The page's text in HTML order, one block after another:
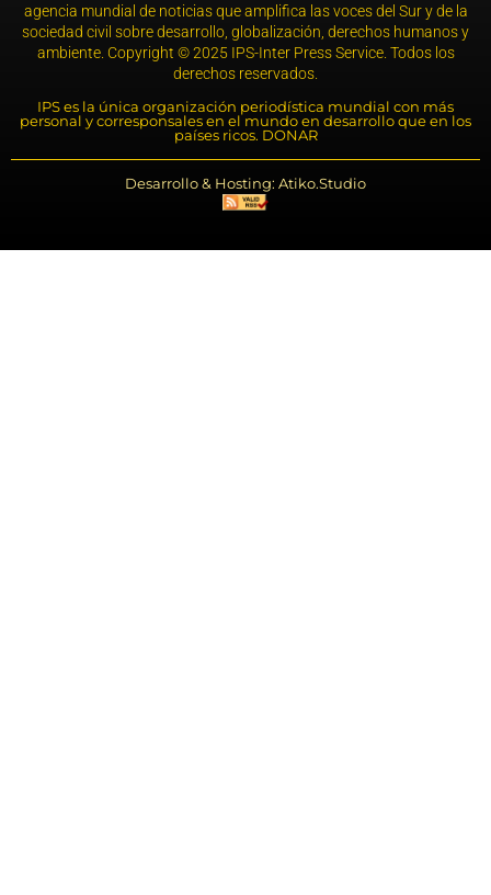
agencia mundial de noticias que amplifica las voces del Sur y de la
sociedad civil sobre desarrollo, globalización, derechos humanos y
ambiente. Copyright © 2025 IPS-Inter Press Service. Todos los
derechos reservados.
IPS es la única organización periodística mundial con más
personal y corresponsales en el mundo en desarrollo que en los
países ricos. DONAR
Desarrollo & Hosting: Atiko.Studio